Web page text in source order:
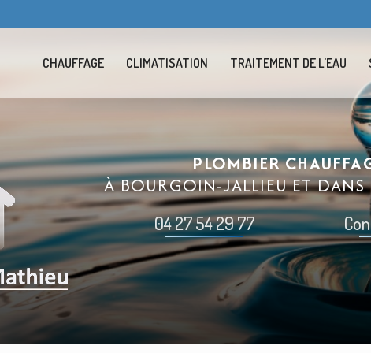
CHAUFFAGE
CLIMATISATION TRAITEMENT DE L'EAU
PLOMBIER
À BOURGOIN-JALLIEU ET
04 27 54 29 77